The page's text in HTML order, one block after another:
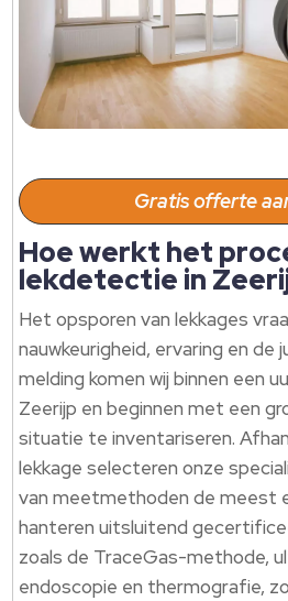
Gratis offerte
Hoe werkt het
lekdetectie in
Het opsporen van lekkages
nauwkeurigheid, ervaring en de
melding komen wij binnen een
Zeerijp en beginnen met een
situatie te inventariseren.
lekkage selecteren onze
van meetmethoden de meest
hanteren uitsluitend
zoals de TraceGas-methode,
endoscopie en thermografie,